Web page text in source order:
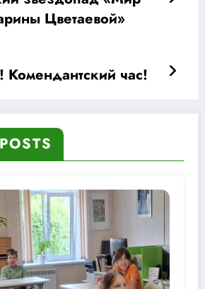
Цветаевой»
Комендантский час!